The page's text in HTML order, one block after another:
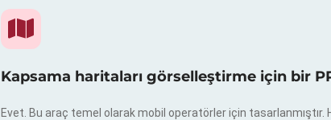
Kapsama haritaları görselleştirme için bir
Evet. Bu araç temel olarak mobil operatörler için